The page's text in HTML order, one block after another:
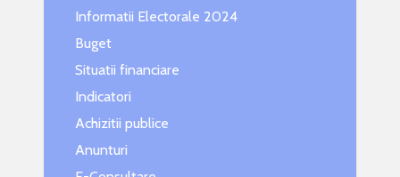
Informatii Electorale 2024
Buget
Situatii financiare
Indicatori
Achizitii publice
Anunturi